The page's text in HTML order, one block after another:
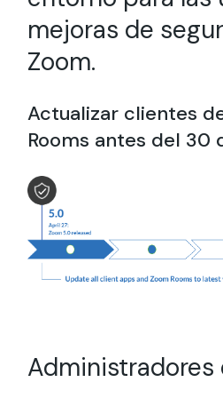
mejoras de
Zoom.
Actualizar clientes
Rooms antes del 30
Administradores